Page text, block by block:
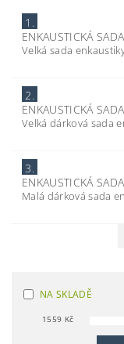
1.
ENKAUSTICKÁ
Velká sada
2.
ENKAUSTICKÁ
Velká dárková sada
3.
ENKAUSTICKÁ
Malá dárková sada
NA SKLADĚ
1559 Kč